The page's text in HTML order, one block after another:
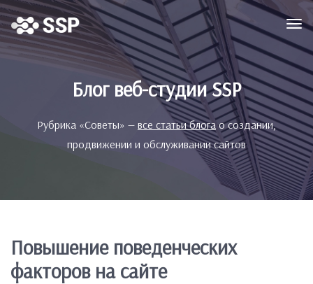
Блог веб-студии SSP
Рубрика «Советы» — все статьи блогао создании,
продвижении и обслуживании сайтов
Повышение поведенческих
факторов на сайте